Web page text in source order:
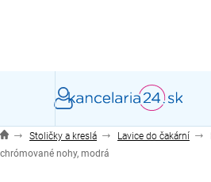
Stoličky a kreslá Lavice do čakární
chrómované nohy, modrá